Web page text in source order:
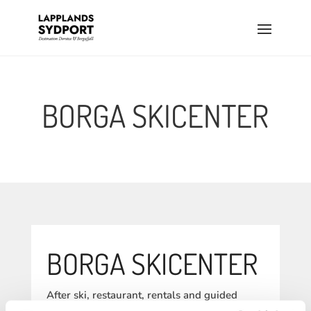
BORGA SKICENTER
BORGA SKICENTER
After ski, restaurant, rentals and guided